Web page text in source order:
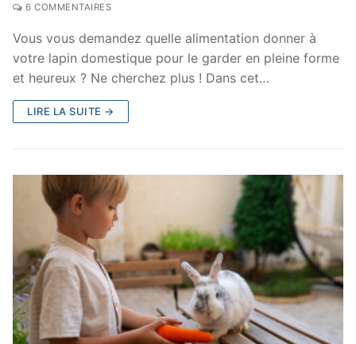
6 COMMENTAIRES
Vous vous demandez quelle alimentation donner à
votre lapin domestique pour le garder en pleine forme
et heureux ? Ne cherchez plus ! Dans cet…
LIRE LA SUITE →